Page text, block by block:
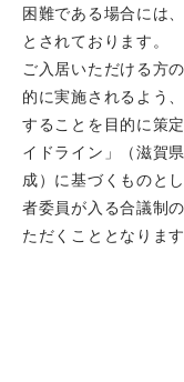
困難である場合には
とされております。
ご入居いただける方
的に実施されるよう
することを目的に策
イドライン」（滋賀
成）に基づくものと
者委員が入る合議制
ただくこととなります